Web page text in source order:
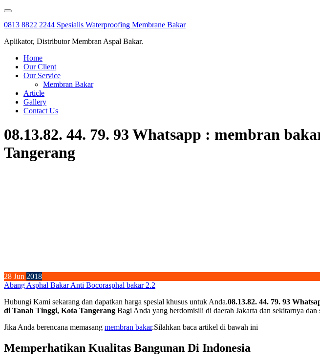
Skip
content
0813 8822 2244 Spesialis Waterproofing Membrane Bakar
Aplikator, Distributor Membran Aspal Bakar.
Home
Our Client
Our Service
Membran Bakar
Article
Gallery
Contact Us
08.13.82. 44. 79. 93 Whatsapp : membran
Tangerang
28 Jun 2018
Abang Asphal Bakar Anti Bocorasphal bakar 2.2
Hubungi Kami sekarang dan dapatkan harga spesial khusus untuk Anda.08.13.82. 44. 79. 93
di Tanah Tinggi, Kota Tangerang Bagi Anda yang berdomisili di daerah Jakarta dan sekitarnya
Jika Anda berencana memasang membran bakar.Silahkan baca artikel di bawah ini
Memperhatikan Kualitas Bangunan Di Indonesia